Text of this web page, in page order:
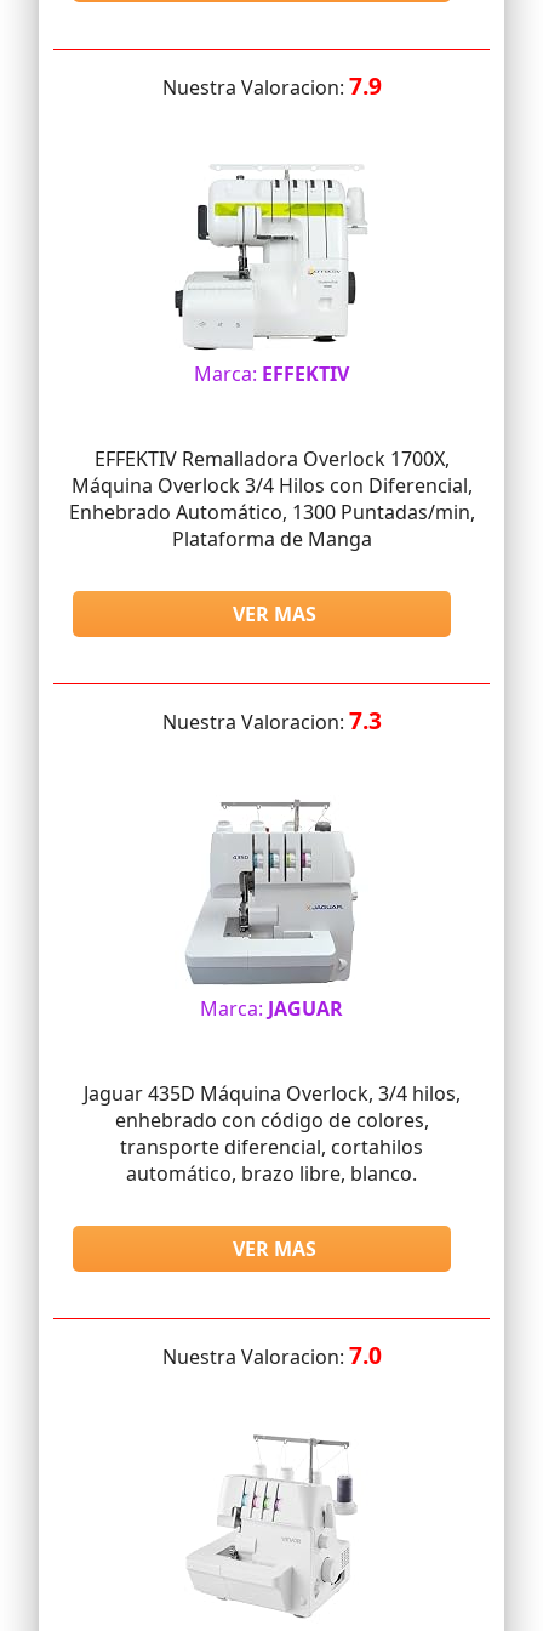
Nuestra Valoracion: 7.9
Marca: EFFEKTIV
EFFEKTIV Remalladora Overlock 1700X,
Máquina Overlock 3/4 Hilos con Diferencial,
Enhebrado Automático, 1300 Puntadas/min,
Plataforma de Manga
VER MAS
Nuestra Valoracion: 7.3
Marca: JAGUAR
Jaguar 435D Máquina Overlock, 3/4 hilos,
enhebrado con código de colores,
transporte diferencial, cortahilos
automático, brazo libre, blanco.
VER MAS
Nuestra Valoracion: 7.0